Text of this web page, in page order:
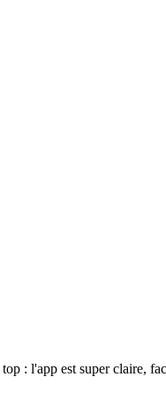
: l'app est super claire,